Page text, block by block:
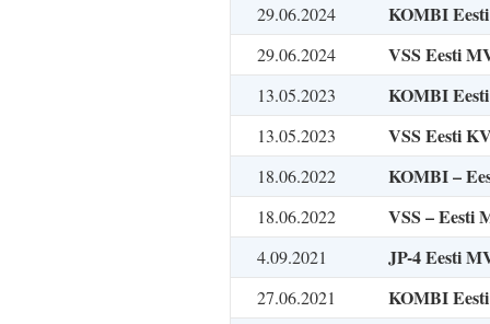
29.06.2024 KOMBI
29.06.2024 VSS Eesti
13.05.2023 KOMBI
13.05.2023 VSS Eesti
18.06.2022 KOMBI –
18.06.2022 VSS – Eesti
4.09.2021 JP-4 Eesti
27.06.2021 KOMBI